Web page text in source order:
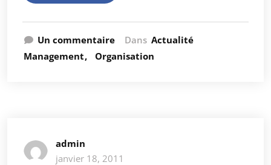
Un commentaire Dans Actualité
Management
Organisation
admin
janvier 18, 2011